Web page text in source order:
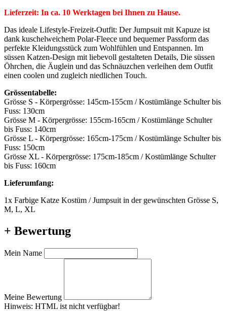
Lieferzeit: In ca. 10 Werktagen bei Ihnen zu Hause.
Das ideale Lifestyle-Freizeit-Outfit: Der Jumpsuit mit Kapuze ist
dank kuschelweichem Polar-Fleece und bequemer Passform das
perfekte Kleidungsstück zum Wohlfühlen und Entspannen. Im
süssen Katzen-Design mit liebevoll gestalteten Details, Die süssen
Öhrchen, die Äuglein und das Schnäuzchen verleihen dem Outfit
einen coolen und zugleich niedlichen Touch.
Grössentabelle:
Grösse S - Körpergrösse: 145cm-155cm / Kostümlänge Schulter bis
Fuss: 130cm
Grösse M - Körpergrösse: 155cm-165cm / Kostümlänge Schulter
bis Fuss: 140cm
Grösse L - Körpergrösse: 165cm-175cm / Kostümlänge Schulter bis
Fuss: 150cm
Grösse XL - Körpergrösse: 175cm-185cm / Kostümlänge Schulter
bis Fuss: 160cm
Lieferumfang:
1x Farbige Katze Kostüm / Jumpsuit in der gewünschten Grösse S,
M, L, XL
+ Bewertung
Mein Name
Meine Bewertung
Hinweis: HTML ist nicht verfügbar!